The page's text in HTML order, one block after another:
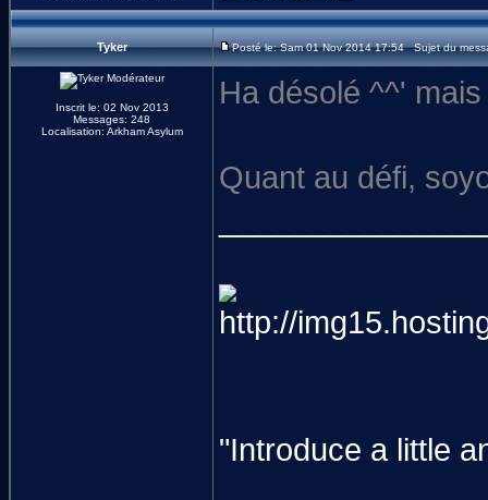
Tyker Posté le: Sam 01 Nov 2014 17:54 Sujet du
Inscrit le: 02 Nov 2013
Messages: 248
Localisation: Arkham Asylum
Ha désolé ^^'
Quant au défi,
"Introduce a little